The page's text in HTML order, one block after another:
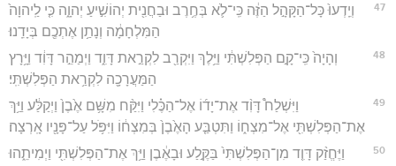
47
וְיֵֽדְעוּ֙ כָּל־הַקָּהָ֣ל הַזֶּ֔ה כִּֽי־לֹ֛א בְּחֶ֥רֶב וּבַחֲנִ֖ית יְהוֹשִׁ֣יעַ יְהוָ֑ה כִּ֤י לַֽיהוָה֙
הַמִּלְחָמָ֔ה וְנָתַ֥ן אֶתְכֶ֖ם בְּיָדֵֽנוּ׃
48
וְהָיָה֙ כִּֽי־קָ֣ם הַפְּלִשְׁתִּ֔י וַיֵּ֥לֶךְ וַיִּקְרַ֖ב לִקְרַ֣את דָּוִ֑ד וַיְמַהֵ֣ר דָּוִ֔ד וַיָּ֥רָץ
הַמַּעֲרָכָ֖ה לִקְרַ֥את הַפְּלִשְׁתִּֽי׃
49
וַיִּשְׁלַח֩ דָּוִ֨ד אֶת־יָד֜וֹ אֶל־הַכֶּ֗לִי וַיִּקַּ֨ח מִשָּׁ֥ם אֶ֙בֶן֙ וַיְקַלַּ֔ע וַיַּ֥ךְ
אֶת־הַפְּלִשְׁתִּ֖י אֶל־מִצְח֑וֹ וַתִּטְבַּ֤ע הָאֶ֙בֶן֙ בְּמִצְח֔וֹ וַיִּפֹּ֥ל עַל־פָּנָ֖יו אָֽרְצָה׃
50
וַיֶּחֱזַ֨ק דָּוִ֤ד מִן־הַפְּלִשְׁתִּי֙ בַּקֶּ֣לַע וּבָאֶ֔בֶן וַיַּ֥ךְ אֶת־הַפְּלִשְׁתִּ֖י וַיְמִיתֵ֑הוּ